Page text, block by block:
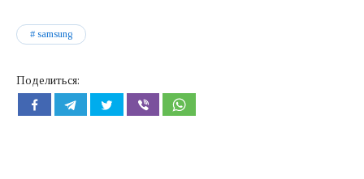
samsung
Поделиться: